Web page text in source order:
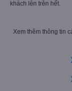
khách lên trên hết.
Xem thêm thông tin